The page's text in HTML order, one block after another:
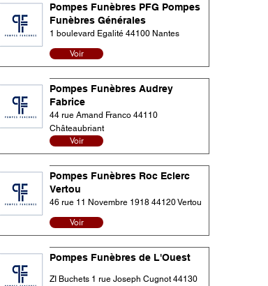
Pompes Funèbres PFG Pompes
Funèbres Générales
1 boulevard Egalité 44100 Nantes
Voir
Pompes Funèbres Audrey
Fabrice
44 rue Amand Franco 44110
Châteaubriant
Voir
Pompes Funèbres Roc Eclerc
Vertou
46 rue 11 Novembre 1918 44120 Vertou
Voir
Pompes Funèbres de L'Ouest
ZI Buchets 1 rue Joseph Cugnot 44130